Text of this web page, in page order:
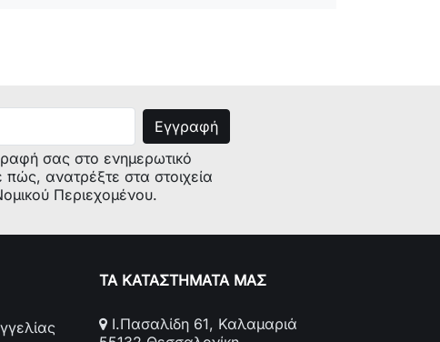
σας στο ενημερωτικό
πώς, ανατρέξτε στα στοιχεία
Περιεχομένου.
ΤΑ ΚΑΤΑΣΤΗΜΑΤΑ ΜΑΣ
Ι.Πασαλίδη 61, Καλαμαριά